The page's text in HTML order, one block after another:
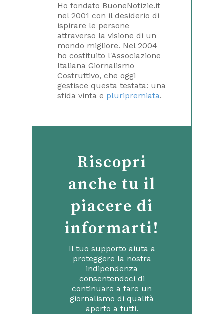
Ho fondato BuoneNotizie.it
nel 2001 con il desiderio di
ispirare le persone
attraverso la visione di un
mondo migliore. Nel 2004
ho costituito l'Associazione
Italiana Giornalismo
Costruttivo, che oggi
gestisce questa testata: una
sfida vinta e pluripremiata.
Riscopri
anche tu il
piacere di
informarti!
Il tuo supporto aiuta a
proteggere la nostra
indipendenza
consentendoci di
continuare a fare un
giornalismo di qualità
aperto a tutti.